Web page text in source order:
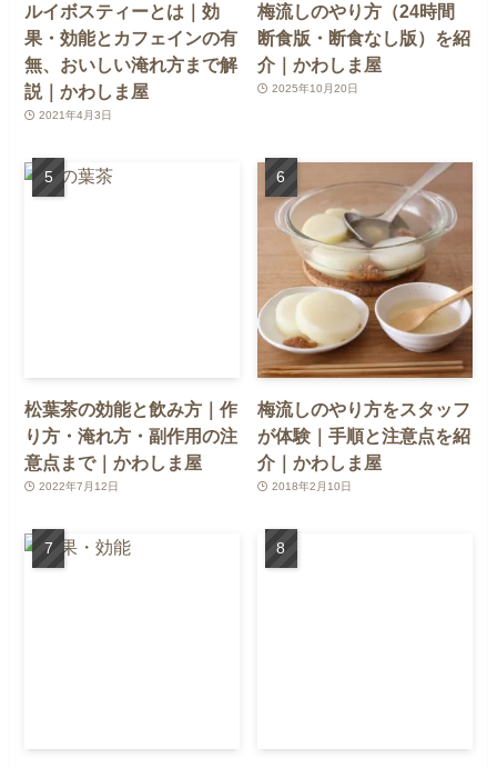
ルイボスティーとは｜効
果・効能とカフェインの有
無、おいしい淹れ方まで解
説｜かわしま屋
2021年4月3日
梅流しのやり方（24時間
断食版・断食なし版）を紹
介｜かわしま屋
2025年10月20日
松葉茶の効能と飲み方｜作
り方・淹れ方・副作用の注
意点まで｜かわしま屋
2022年7月12日
梅流しのやり方をスタッフ
が体験｜手順と注意点を紹
介｜かわしま屋
2018年2月10日